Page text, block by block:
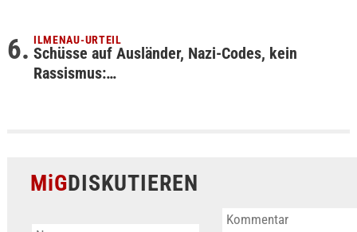
ILMENAU-URTEIL
Schüsse auf Ausländer, Nazi-Codes, kein
Rassismus:…
MiGDISKUTIEREN